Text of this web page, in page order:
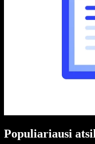
Populiariausi